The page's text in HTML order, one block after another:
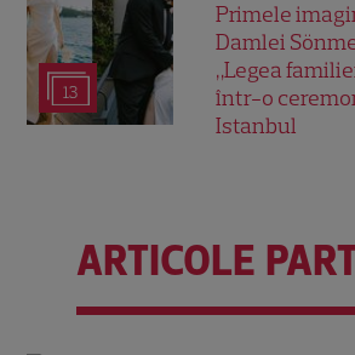
13
Primele
Damlei
„Legea
într-o
Istanbul
ARTICOLE